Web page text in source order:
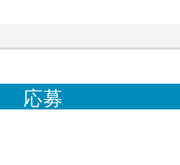
応募